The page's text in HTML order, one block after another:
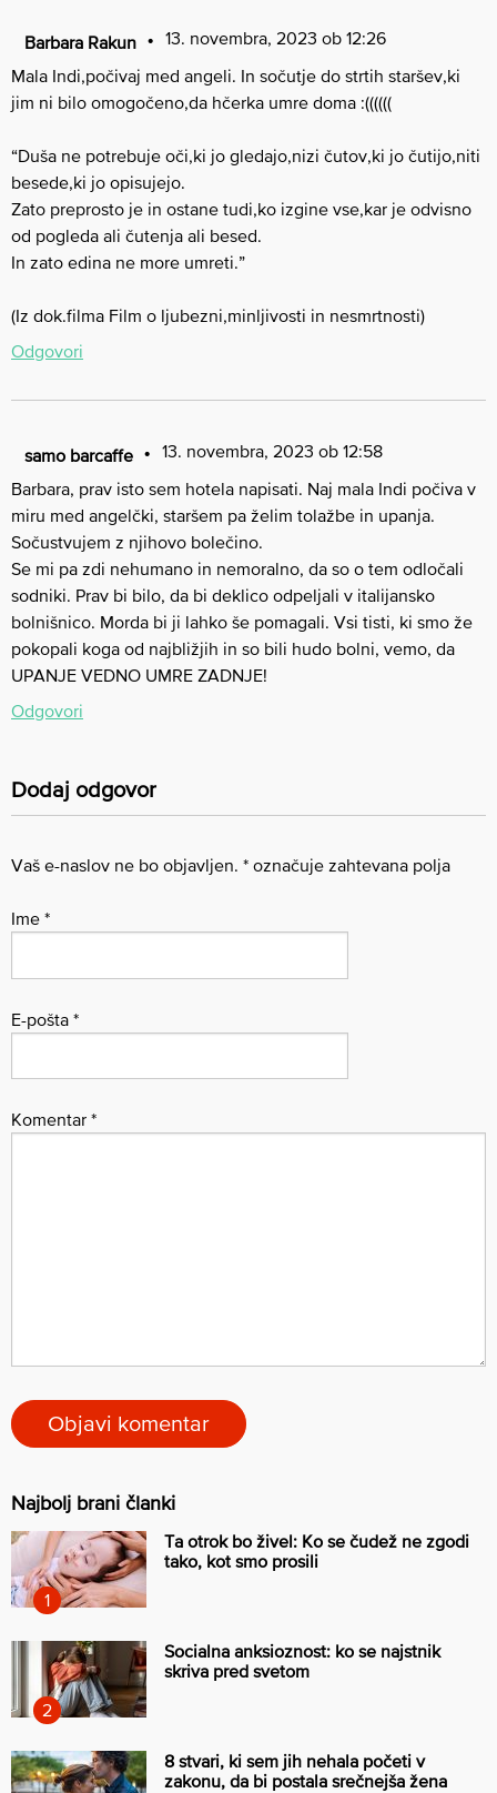
Barbara Rakun
13. novembra, 2023 ob 12:26
Mala Indi,počivaj med angeli. In sočutje do strtih staršev,ki
jim ni bilo omogočeno,da hčerka umre doma :((((((
“Duša ne potrebuje oči,ki jo gledajo,nizi čutov,ki jo čutijo,niti
besede,ki jo opisujejo.
Zato preprosto je in ostane tudi,ko izgine vse,kar je odvisno
od pogleda ali čutenja ali besed.
In zato edina ne more umreti.”
(Iz dok.filma Film o ljubezni,minljivosti in nesmrtnosti)
Odgovori
samo barcaffe
13. novembra, 2023 ob 12:58
Barbara, prav isto sem hotela napisati. Naj mala Indi počiva v
miru med angelčki, staršem pa želim tolažbe in upanja.
Sočustvujem z njihovo bolečino.
Se mi pa zdi nehumano in nemoralno, da so o tem odločali
sodniki. Prav bi bilo, da bi deklico odpeljali v italijansko
bolnišnico. Morda bi ji lahko še pomagali. Vsi tisti, ki smo že
pokopali koga od najbližjih in so bili hudo bolni, vemo, da
UPANJE VEDNO UMRE ZADNJE!
Odgovori
Dodaj odgovor
Vaš e-naslov ne bo objavljen. * označuje zahtevana polja
Ime *
E-pošta *
Komentar *
Najbolj brani članki
Ta otrok bo živel: Ko se čudež ne zgodi
tako, kot smo prosili
Socialna anksioznost: ko se najstnik
skriva pred svetom
8 stvari, ki sem jih nehala početi v
zakonu, da bi postala srečnejša žena